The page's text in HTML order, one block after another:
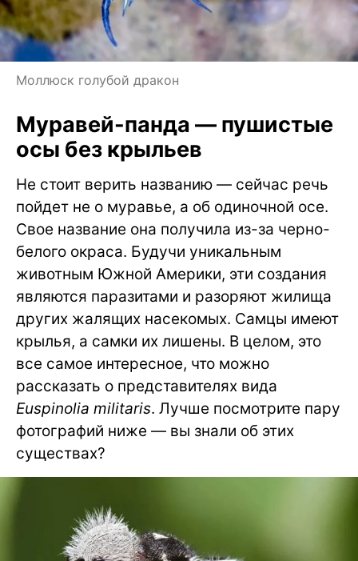
Моллюск голубой дракон
Муравей-панда — пушистые
осы без крыльев
Не стоит верить названию — сейчас речь
пойдет не о муравье, а об одиночной осе.
Свое название она получила из-за черно-
белого окраса. Будучи уникальным
животным Южной Америки, эти создания
являются паразитами и разоряют жилища
других жалящих насекомых. Самцы имеют
крылья, а самки их лишены. В целом, это
все самое интересное, что можно
рассказать о представителях вида
Euspinolia militaris. Лучше посмотрите пару
фотографий ниже — вы знали об этих
существах?